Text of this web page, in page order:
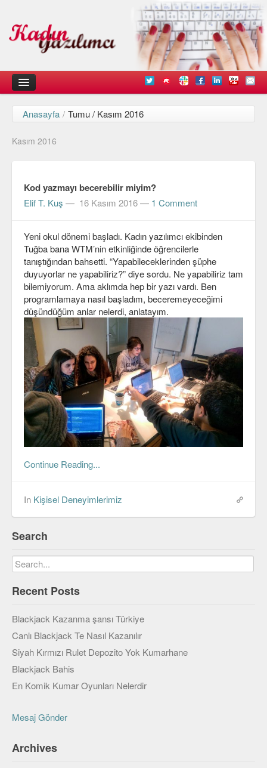
Kadın
Duyurular
Düşündüklerimiz
Arayüz Tasarımı
Diller
C#
Java
Javascript
PHP
Python
Scala
Güvenlik
Mobil
OS
Veritabanı
MongoDB
PostgreSQL
Robotik
Biz
Biz Kimiz?
Yazarlar
Anasayfa / Tumu / Kasım 2016
Kasım 2016
Kod yazmayı becerebilir miyim?
Elif T. Kuş — 16 Kasım 2016— 1 Comment
Yeni okul dönemi başladı. Kadın yazılımcı ekibinden
Tuğba bana WTM’nin etkinliğinde öğrencilerle
tanıştığından bahsetti. “Yapabileceklerinden şüphe
duyuyorlar ne yapabiliriz?” diye sordu. Ne yapabiliriz tam
bilemiyorum. Ama aklımda hep bir yazı vardı. Ben
programlamaya nasıl başladım, beceremeyeceğimi
düşündüğüm anlar nelerdi, anlatayım.
Continue Reading...
In Kişisel Deneyimlerimiz
Search
Recent Posts
Blackjack Kazanma şansı Türkiye
Canlı Blackjack Te Nasıl Kazanılır
Siyah Kırmızı Rulet Depozito Yok Kumarhane
Blackjack Bahis
En Komik Kumar Oyunları Nelerdir
Mesaj Gönder
Archives